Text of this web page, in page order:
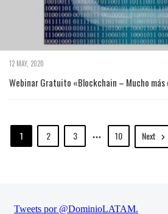
12 MAY, 2020
Webinar Gratuito «Blockchain – Mucho
1 2 3 10 Next